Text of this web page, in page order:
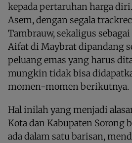
kepada pertaruhan harga
Asem, dengan segala
Tambrauw, sekaligus
Aifat di Maybrat dipandang
peluang emas yang harus
mungkin tidak bisa
momen-momen berikutnya.
Hal inilah yang menjadi
Kota dan Kabupaten Sorong
ada dalam satu barisan,